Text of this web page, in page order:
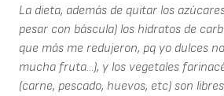
La dieta, además de quitar los
pesar con báscula) los hidratos de
que más me redujeron, pq yo dulces
mucha fruta...), y los vegetales
(carne, pescado, huevos, etc) son